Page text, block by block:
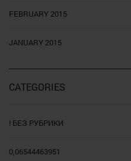
FEBRUARY 2015
JANUARY 2015
CATEGORIES
! БЕЗ РУБРИКИ
0,06544463951